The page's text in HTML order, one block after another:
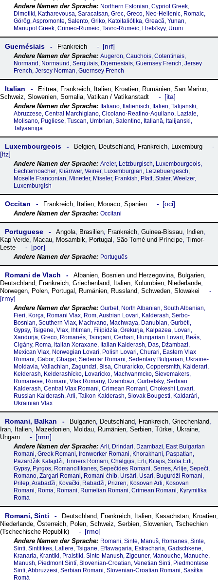
Northern Estonian, Cypriot Greek,
Dimotiki, Katharevousa, Saracatsan, Grec, Greco, Neo-Hellenic, Romaic,
Görög, Aspromonte, Salento, Griko, Katoitaliótika, Greacă, Yunan,
Mariupol Greek, Crimeo-Rumeic, Tavro-Rumeic, Hretsʹkyy, Urum
Guernésiais Frankreich nrf
Augeron, Cauchois, Cotentinais,
Normand, Normaund, Serquiais, Dgernesiais, Guernsey French, Jersey
French, Jersey Norman, Guernsey French
Italian Eritrea, Frankreich, Italien, Kroatien, Rumänien, San Marino,
Schweiz, Slowenien, Somalia, Vatikan / Vatikanstadt ita
Italiano, Italienisch, Italien, Talijanski,
Abruzzese, Central Marchigiano, Cicolano-Reatino-Aquilano, Laziale,
Molisano, Pugliese, Tuscan, Umbrian, Salentino, Italiană, Italijanski,
Talyaaniga
Luxembourgeois Belgien, Deutschland, Frankreich, Luxemburg
ltz
Areler, Letzburgisch, Luxembourgeois,
Eechternoacher, Kliärrwer, Veiner, Luxemburgian, Lëtzebuergesch,
Moselle Franconian, Minetter, Miseler, Frankish, Platt, Stater, Weelzer,
Luxemburgish
Occitan Frankreich, Italien, Monaco, Spanien oci
Occitani
Portuguese Angola, Brasilien, Frankreich, Guinea-Bissau, Indien,
Kap Verde, Macau, Mosambik, Portugal , São Tomé und Príncipe, Timor-
Leste
por
Português
Romani de Vlach Albanien, Bosnien und Herzegovina, Bulgarien,
Deutschland, Frankreich, Griechenland, Italien, Kolumbien, Niederlande,
Norwegen, Polen, Portugal , Rumänien, Russland, Schweden, Slowakei
rmy
Gurbet, North Albanian, South Albanian,
Fieri, Korça, Romani Vlax, Rom, Austrian Lovari, Kalderash, Serbo-
Bosnian, Southern Vlax, Machvano, Machwaya, Danubian, Gurbéti,
Gypsy, Tsigene, Vlax, Ihtiman, Filipidzía, Grekurja, Kalpazea, Lovari,
Xandurja, Greco, Romanés, Tsingani, Cerhari, Hungarian Lovari, Beás,
Cigány, Roma, Italian Xoraxane, Italian Kalderash, Das, Džambazi,
Mexican Vlax, Norwegian Lovari, Polish Lovari, Churari, Eastern Vlax
Romani, Gabor, Ghagar, Sedentar Romani, Sedentary Bulgarian, Ukraine-
Moldavia, Vallachian, Zagundzi, Bisa, Churarícko, Coppersmith, Kalderari,
Kelderash, Kelderashícko, Lovarícko, Machvanmcko, Sievemakers,
Romanese, Romani, Vlax Romany, Dzambazi, Gurbetsky, Serbian
Kalderash, Central Vlax Romani, Crimean Romani, Chokeshi Lovari,
Russian Kalderash, Arli, Taikon Kalderash, Slovak Bougesti, Kaldarári,
Ukrainian Vlax
Romani, Balkan Bulgarien, Deutschland, Frankreich, Griechenland,
Iran, Italien, Mazedonien, Moldau, Rumänien, Serbien, Türkei, Ukraine,
Ungarn
rmn
Arli, Drindari, Dzambazi, East Bulgarian
Romani, Greek Romani, Ironworker Romani, Khorakhani, Paspatian,
Pazardžik Kalajdži, Tinners Romani, Chalgijis, Erli, Kitajis, Sofia Erli,
Gypsy, Pyrgos, Romancilikanes, Sepečides Romani, Serres, Arlije, Sepeči,
Romano, Zargari Romani, Romani ćhib, Ursári, Usari, Bugurdži Romani,
Prilep, Arabadži, Kovački, Rabadži, Prizren, Kosovan Arli, Kosovan
Romani, Roma, Romani, Rumelian Romani, Crimean Romani, Kyrymitika
Roma
Romani, Sinti Deutschland, Frankreich, Italien, Kasachstan, Kroatien,
Niederlande, Österreich, Polen, Schweiz, Serbien, Slowenien, Tschechien
(Tschechische Republik)
rmo
Romani, Sinte, Manuš, Romanes, Sinte,
Sinti, Sintitikes, Lallere, Tsigane, Eftawagaria, Estracharia, Gadschkene,
Kranaria, Krantiki, Praistiki, Sinto-Manush, Zigeuner, Manouche, Manuche,
Manush, Piedmont Sintí, Slovenian-Croatian, Venetian Sinti, Piedmontese
Sinti, Abbruzzesi, Serbian Romani, Slovenian-Croatian Romani, Sasítka
Romá